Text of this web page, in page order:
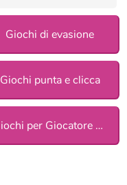
Giochi di evasione
Giochi punta e clicca
Giochi per Giocatore Singolo